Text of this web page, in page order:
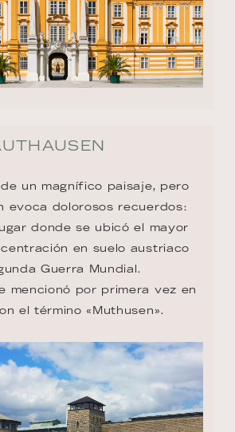
un magnífico paisaje, pero
evoca dolorosos recuerdos:
donde se ubicó el mayor
en suelo austriaco
Guerra Mundial.
mencionó por primera vez en
el término «Muthusen».